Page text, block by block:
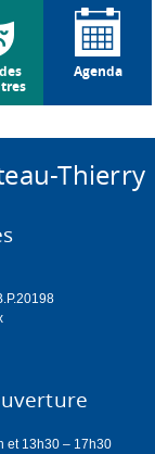
Agenda
Thierry
et 13h30 – 17h30